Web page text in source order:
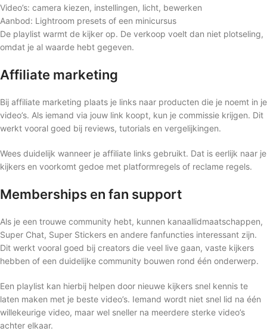
Video’s: camera kiezen, instellingen, licht, bewerken
Aanbod: Lightroom presets of een minicursus
De playlist warmt de kijker op. De verkoop voelt dan niet plotseling,
omdat je al waarde hebt gegeven.
Affiliate marketing
Bij affiliate marketing plaats je links naar producten die je noemt in je
video’s. Als iemand via jouw link koopt, kun je commissie krijgen. Dit
werkt vooral goed bij reviews, tutorials en vergelijkingen.
Wees duidelijk wanneer je affiliate links gebruikt. Dat is eerlijk naar je
kijkers en voorkomt gedoe met platformregels of reclame regels.
Memberships en fan support
Als je een trouwe community hebt, kunnen kanaallidmaatschappen,
Super Chat, Super Stickers en andere fanfuncties interessant zijn.
Dit werkt vooral goed bij creators die veel live gaan, vaste kijkers
hebben of een duidelijke community bouwen rond één onderwerp.
Een playlist kan hierbij helpen door nieuwe kijkers snel kennis te
laten maken met je beste video’s. Iemand wordt niet snel lid na één
willekeurige video, maar wel sneller na meerdere sterke video’s
achter elkaar.